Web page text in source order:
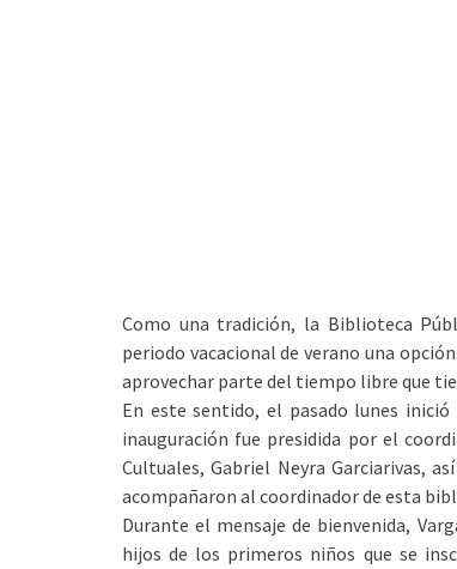
Como una tradición, la Biblioteca
periodo vacacional de verano una
aprovechar parte del tiempo libre que
En este sentido, el pasado lunes
inauguración fue presidida por el
Cultuales, Gabriel Neyra Garciarivas,
acompañaron al coordinador de esta
Durante el mensaje de bienvenida,
hijos de los primeros niños que se